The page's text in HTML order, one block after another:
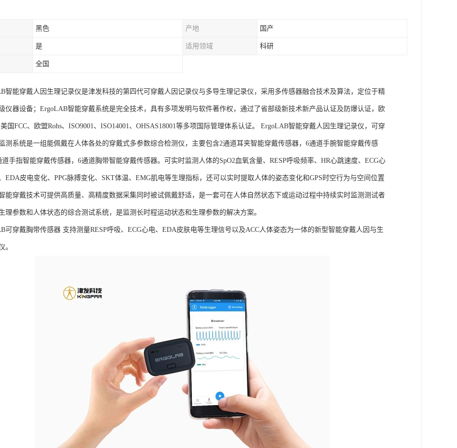
黑色 产地 国产
是 适用领域 科研
全国
智能穿戴人因生理记录仪是津发科技的第四代可穿戴人因记录仪与多导生理记录仪，采用多传感器融合技术及算法，定位于精
仪器设备；ErgoLAB智能穿戴系统是完全技术，具有多项发明与软件著作权，通过了省部级新技术新产品认证及防爆认证，欧
国FCC、欧盟Rohs、ISO9001、ISO14001、OHSAS18001等多项国际管理体系认证。 ErgoLAB智能穿戴人因生理记录仪，可穿
测系统是一组能佩戴在人体各处的穿戴式多参数综合检测仪，主要包含2通道耳夹智能穿戴传感器，6通道手腕智能穿戴传感
道手指智能穿戴传感器，6通道胸带智能穿戴传感器。可实时监测人体的SpO2血氧含量、RESP呼吸频率、HR心跳速度、ECG心
EDA皮电变化、PPG脉搏变化、SKT体温、EMG肌电等生理指标，还可以实时提取人体的姿态变化和GPS时空行为与空间位置
能穿戴技术可提供高质量、高精度数据采集同时被试佩戴舒适，是一套可在人体自然状态下或运动过程中持续实时监测测试者
理参数和人体状态的综合测试系统，是监测长时程运动状态和生理参数的解决方案。
可穿戴胸带传感器 支持测量RESP呼吸、ECG心电、EDA皮肤电等生理信号以及ACC人体姿态为一体的新型智能穿戴人因与生
。